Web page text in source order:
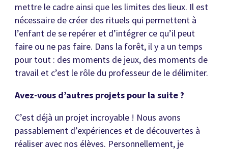
mettre le cadre ainsi que les limites des lieux. Il est
nécessaire de créer des rituels qui permettent à
l’enfant de se repérer et d’intégrer ce qu’il peut
faire ou ne pas faire. Dans la forêt, il y a un temps
pour tout : des moments de jeux, des moments de
travail et c’est le rôle du professeur de le délimiter.
Avez-vous d’autres projets pour la suite ?
C’est déjà un projet incroyable ! Nous avons
passablement d’expériences et de découvertes à
réaliser avec nos élèves. Personnellement, je